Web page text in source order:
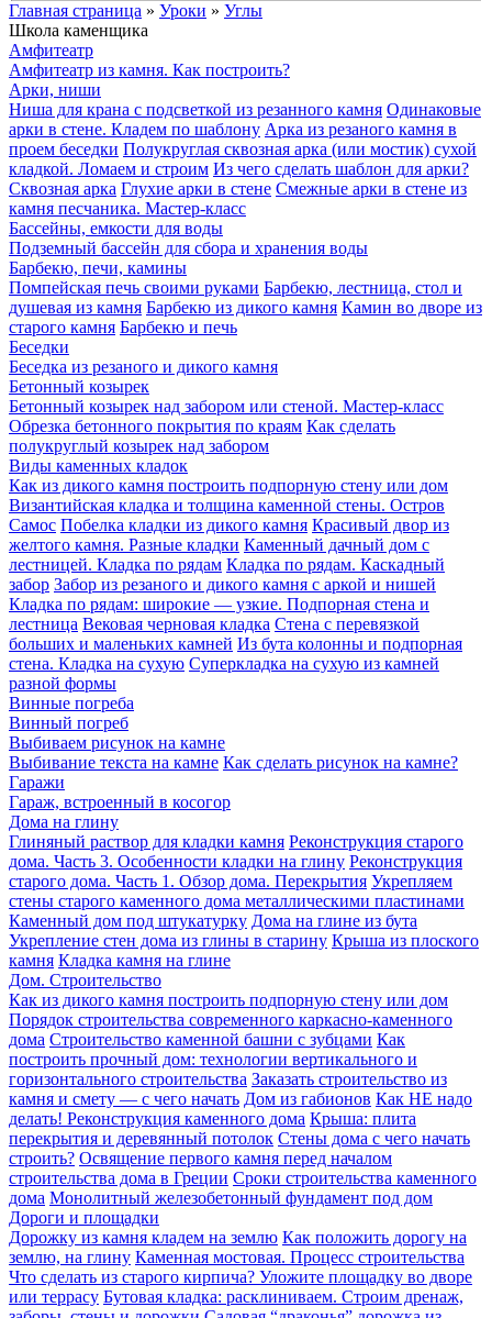
Главная страница » Уроки » Углы
Школа каменщика
Амфитеатр
Амфитеатр из камня. Как построить?
Арки, ниши
Ниша для крана с подсветкой из резанного камня Одинаковые
арки в стене. Кладем по шаблону Арка из резаного камня в
проем беседки Полукруглая сквозная арка (или мостик) сухой
кладкой. Ломаем и строим Из чего сделать шаблон для арки?
Сквозная арка Глухие арки в стене Смежные арки в стене из
камня песчаника. Мастер-класс
Бассейны, емкости для воды
Подземный бассейн для сбора и хранения воды
Барбекю, печи, камины
Помпейская печь своими руками Барбекю, лестница, стол и
душевая из камня Барбекю из дикого камня Камин во дворе из
старого камня Барбекю и печь
Беседки
Беседка из резаного и дикого камня
Бетонный козырек
Бетонный козырек над забором или стеной. Мастер-класс
Обрезка бетонного покрытия по краям Как сделать
полукруглый козырек над забором
Виды каменных кладок
Как из дикого камня построить подпорную стену или дом
Византийская кладка и толщина каменной стены. Остров
Самос Побелка кладки из дикого камня Красивый двор из
желтого камня. Разные кладки Каменный дачный дом с
лестницей. Кладка по рядам Кладка по рядам. Каскадный
забор Забор из резаного и дикого камня с аркой и нишей
Кладка по рядам: широкие — узкие. Подпорная стена и
лестница Вековая черновая кладка Стена с перевязкой
больших и маленьких камней Из бута колонны и подпорная
стена. Кладка на сухую Суперкладка на сухую из камней
разной формы
Винные погреба
Винный погреб
Выбиваем рисунок на камне
Выбивание текста на камне Как сделать рисунок на камне?
Гаражи
Гараж, встроенный в косогор
Дома на глину
Глиняный раствор для кладки камня Реконструкция старого
дома. Часть 3. Особенности кладки на глину Реконструкция
старого дома. Часть 1. Обзор дома. Перекрытия Укрепляем
стены старого каменного дома металлическими пластинами
Каменный дом под штукатурку Дома на глине из бута
Укрепление стен дома из глины в старину Крыша из плоского
камня Кладка камня на глине
Дом. Строительство
Как из дикого камня построить подпорную стену или дом
Порядок строительства современного каркасно-каменного
дома Строительство каменной башни с зубцами Как
построить прочный дом: технологии вертикального и
горизонтального строительства Заказать строительство из
камня и смету — с чего начать Дом из габионов Как НЕ надо
делать! Реконструкция каменного дома Крыша: плита
перекрытия и деревянный потолок Стены дома с чего начать
строить? Освящение первого камня перед началом
строительства дома в Греции Сроки строительства каменного
дома Монолитный железобетонный фундамент под дом
Дороги и площадки
Дорожку из камня кладем на землю Как положить дорогу на
землю, на глину Каменная мостовая. Процесс строительства
Что сделать из старого кирпича? Уложите площадку во дворе
или террасу Бутовая кладка: расклиниваем. Строим дренаж,